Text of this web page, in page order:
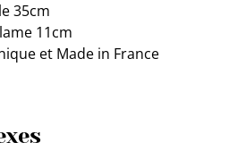
35cm
11cm
et Made in France